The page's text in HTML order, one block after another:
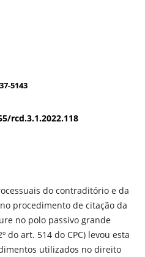
5143
rcd.3.1.2022.118
do contraditório e da
procedimento de citação da
no polo passivo grande
do art. 514 do CPC) levou esta
utilizados no direito